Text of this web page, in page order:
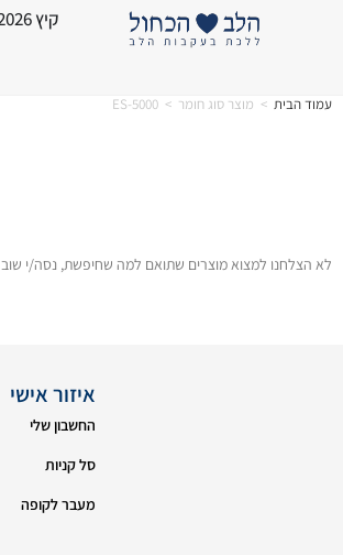
קיץ 2026
עמוד הבית > מוצר סוג חומר >
ES-5000
לא הצלחנו למצוא מוצרים שתואם למה שחיפשת, נסה/י שוב
איזור אישי
החשבון שלי
סל קניות
מעבר לקופה